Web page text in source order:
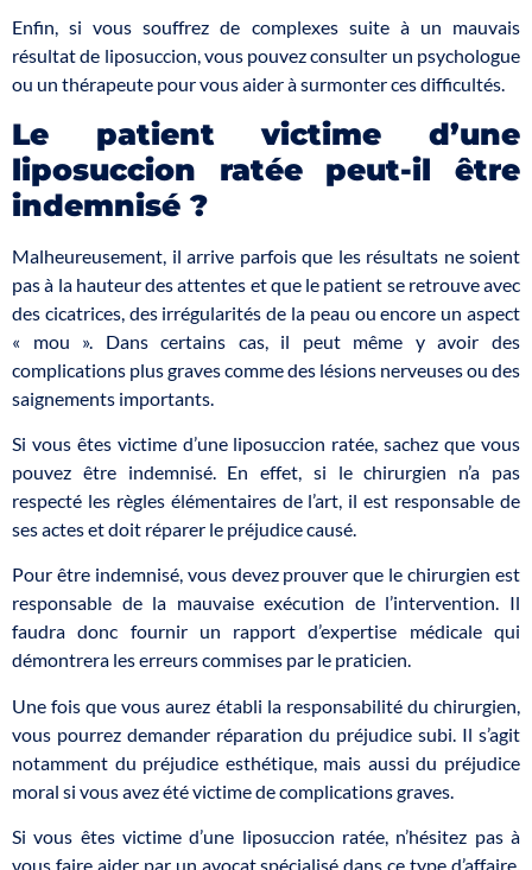
Enfin, si vous souffrez de complexes suite à un mauvais
résultat de liposuccion, vous pouvez consulter un psychologue
ou un thérapeute pour vous aider à surmonter ces difficultés.
Le patient victime d’une
liposuccion ratée peut-il être
indemnisé ?
Malheureusement, il arrive parfois que les résultats ne soient
pas à la hauteur des attentes et que le patient se retrouve avec
des cicatrices, des irrégularités de la peau ou encore un aspect
« mou ». Dans certains cas, il peut même y avoir des
complications plus graves comme des lésions nerveuses ou des
saignements importants.
Si vous êtes victime d’une liposuccion ratée, sachez que vous
pouvez être indemnisé. En effet, si le chirurgien n’a pas
respecté les règles élémentaires de l’art, il est responsable de
ses actes et doit réparer le préjudice causé.
Pour être indemnisé, vous devez prouver que le chirurgien est
responsable de la mauvaise exécution de l’intervention. Il
faudra donc fournir un rapport d’expertise médicale qui
démontrera les erreurs commises par le praticien.
Une fois que vous aurez établi la responsabilité du chirurgien,
vous pourrez demander réparation du préjudice subi. Il s’agit
notamment du préjudice esthétique, mais aussi du préjudice
moral si vous avez été victime de complications graves.
Si vous êtes victime d’une liposuccion ratée, n’hésitez pas à
vous faire aider par un avocat spécialisé dans ce type d’affaire.